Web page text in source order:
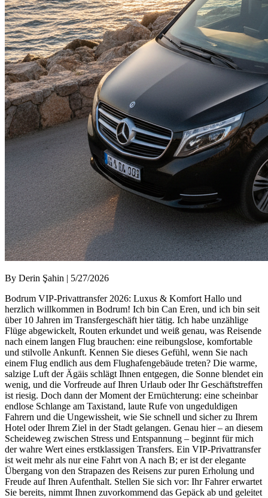
By Derin Şahin | 5/27/2026
Bodrum VIP-Privattransfer 2026: Luxus & Komfort Hallo und
herzlich willkommen in Bodrum! Ich bin Can Eren, und ich bin seit
über 10 Jahren im Transfergeschäft hier tätig. Ich habe unzählige
Flüge abgewickelt, Routen erkundet und weiß genau, was Reisende
nach einem langen Flug brauchen: eine reibungslose, komfortable
und stilvolle Ankunft. Kennen Sie dieses Gefühl, wenn Sie nach
einem Flug endlich aus dem Flughafengebäude treten? Die warme,
salzige Luft der Ägäis schlägt Ihnen entgegen, die Sonne blendet ein
wenig, und die Vorfreude auf Ihren Urlaub oder Ihr Geschäftstreffen
ist riesig. Doch dann der Moment der Ernüchterung: eine scheinbar
endlose Schlange am Taxistand, laute Rufe von ungeduldigen
Fahrern und die Ungewissheit, wie Sie schnell und sicher zu Ihrem
Hotel oder Ihrem Ziel in der Stadt gelangen. Genau hier – an diesem
Scheideweg zwischen Stress und Entspannung – beginnt für mich
der wahre Wert eines erstklassigen Transfers. Ein VIP-Privattransfer
ist weit mehr als nur eine Fahrt von A nach B; er ist der elegante
Übergang von den Strapazen des Reisens zur puren Erholung und
Freude auf Ihren Aufenthalt. Stellen Sie sich vor: Ihr Fahrer erwartet
Sie bereits, nimmt Ihnen zuvorkommend das Gepäck ab und geleitet